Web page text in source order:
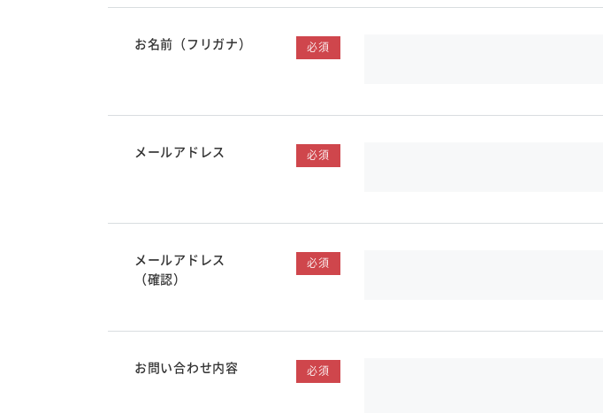
お名前（フリガナ） 必須
メールアドレス 必須
メールアドレス
（確認）
必須
お問い合わせ内容 必須